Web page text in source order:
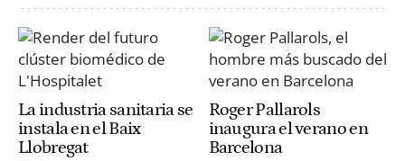
La industria sanitaria se
instala en el Baix
Llobregat
Roger Pallarols
inaugura el verano en
Barcelona